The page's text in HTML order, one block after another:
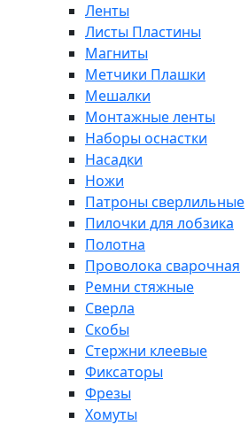
Ленты
Листы Пластины
Магниты
Метчики Плашки
Мешалки
Монтажные ленты
Наборы оснастки
Насадки
Ножи
Патроны сверлильные
Пилочки для лобзика
Полотна
Проволока сварочная
Ремни стяжные
Сверла
Скобы
Стержни клеевые
Фиксаторы
Фрезы
Хомуты